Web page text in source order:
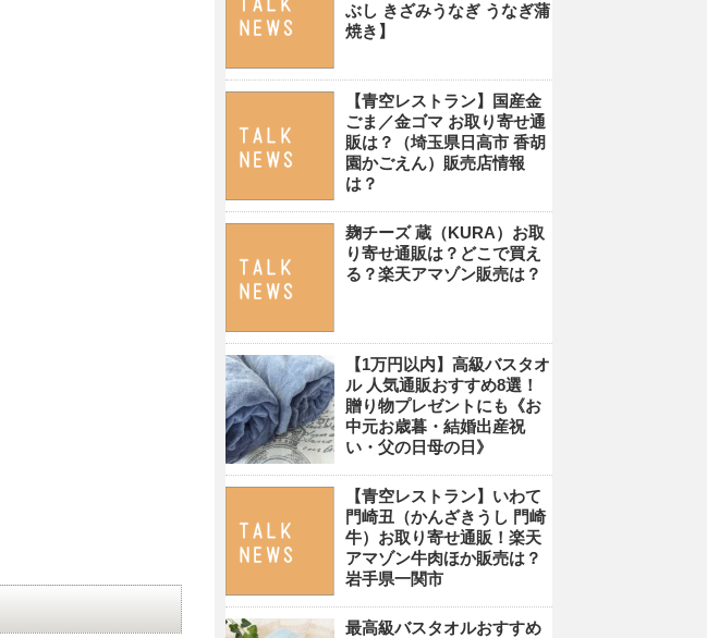
ぶし きざみうなぎ うなぎ蒲
焼き】
【青空レストラン】国産金
ごま／金ゴマ お取り寄せ通
販は？（埼玉県日高市 香胡
園かごえん）販売店情報
は？
麹チーズ 蔵（KURA）お取
り寄せ通販は？どこで買え
る？楽天アマゾン販売は？
【1万円以内】高級バスタオ
ル 人気通販おすすめ8選！
贈り物プレゼントにも《お
中元お歳暮・結婚出産祝
い・父の日母の日》
【青空レストラン】いわて
門崎丑（かんざきうし 門崎
牛）お取り寄せ通販！楽天
アマゾン牛肉ほか販売は？
岩手県一関市
最高級バスタオルおすすめ